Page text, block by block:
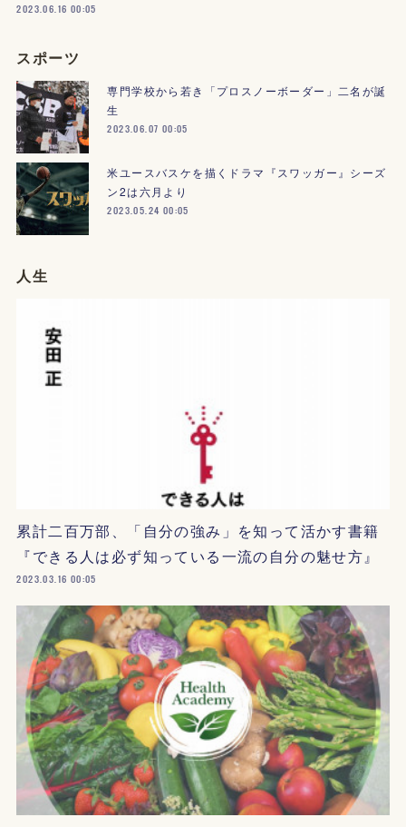
2023.06.16 00:05
スポーツ
専門学校から若き「プロスノーボーダー」二名が誕
生
2023.06.07 00:05
米ユースバスケを描くドラマ『スワッガー』シーズ
ン2は六月より
2023.05.24 00:05
人生
累計二百万部、「自分の強み」を知って活かす書籍
『できる人は必ず知っている一流の自分の魅せ方』
2023.03.16 00:05